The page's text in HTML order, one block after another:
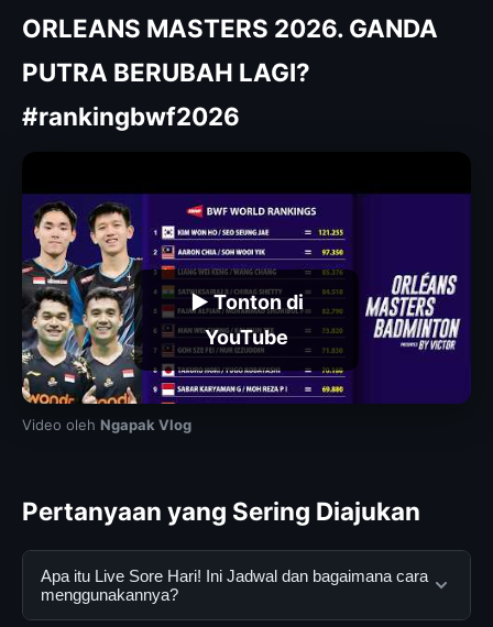
ORLEANS MASTERS 2026. GANDA
PUTRA BERUBAH LAGI?
#rankingbwf2026
▶ Tonton di
YouTube
Video oleh Ngapak Vlog
Pertanyaan yang Sering Diajukan
Apa itu Live Sore Hari! Ini Jadwal dan bagaimana cara
menggunakannya?